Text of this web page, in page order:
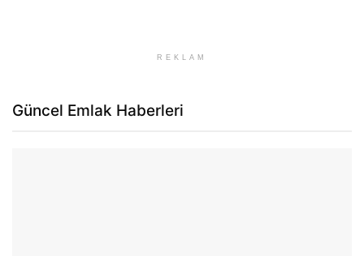
REKLAM
Güncel Emlak Haberleri